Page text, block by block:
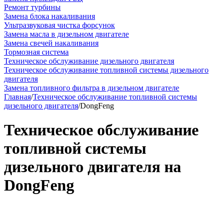
Ремонт турбины
Замена блока накаливания
Ультразвуковая чистка форсунок
Замена масла в дизельном двигателе
Замена свечей накаливания
Тормозная система
Техническое обслуживание дизельного двигателя
Техническое обслуживание топливной системы дизельного
двигателя
Замена топливного фильтра в дизельном двигателе
Главная/Техническое обслуживание топливной системы
дизельного двигателя/DongFeng
Техническое обслуживание
топливной системы
дизельного двигателя на
DongFeng